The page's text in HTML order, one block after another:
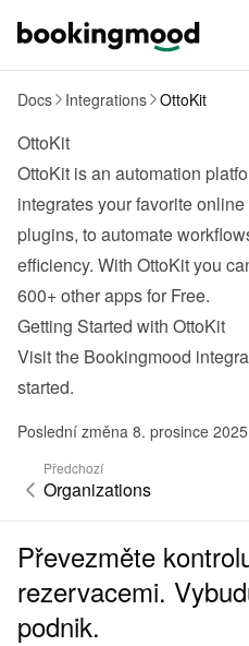
Docs Integrations OttoKit
OttoKit
OttoKit is an automation
integrates your favorite
plugins, to automate
efficiency. With OttoKit you
600+ other apps for Free.
Getting Started with OttoKit
Visit the Bookingmood
started.
Poslední změna 8. prosince 2025
Předchozí
Organizations
Převezměte
rezervacemi.
podnik.